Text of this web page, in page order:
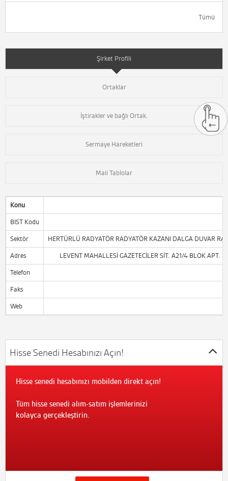
Tümü
Şirket Profili
Ortaklar
İştirakler ve bağlı Ortak.
Sermaye Hareketleri
Mali Tablolar
Konu
BIST Kodu
Sektör HERTÜRLÜ RADYATÖR RADYATÖR KAZANI DALGA DUVAR
Adres LEVENT MAHALLESİ GAZETECİLER SİT. A21/4 BLOK APT.
Telefon
Faks
Web
Hisse Senedi Hesabınızı Açın!
Hisse senedi hesabınızı mobilden direkt açın!
Tüm hisse senedi alım-satım işlemlerinizi
kolayca gerçekleştirin.